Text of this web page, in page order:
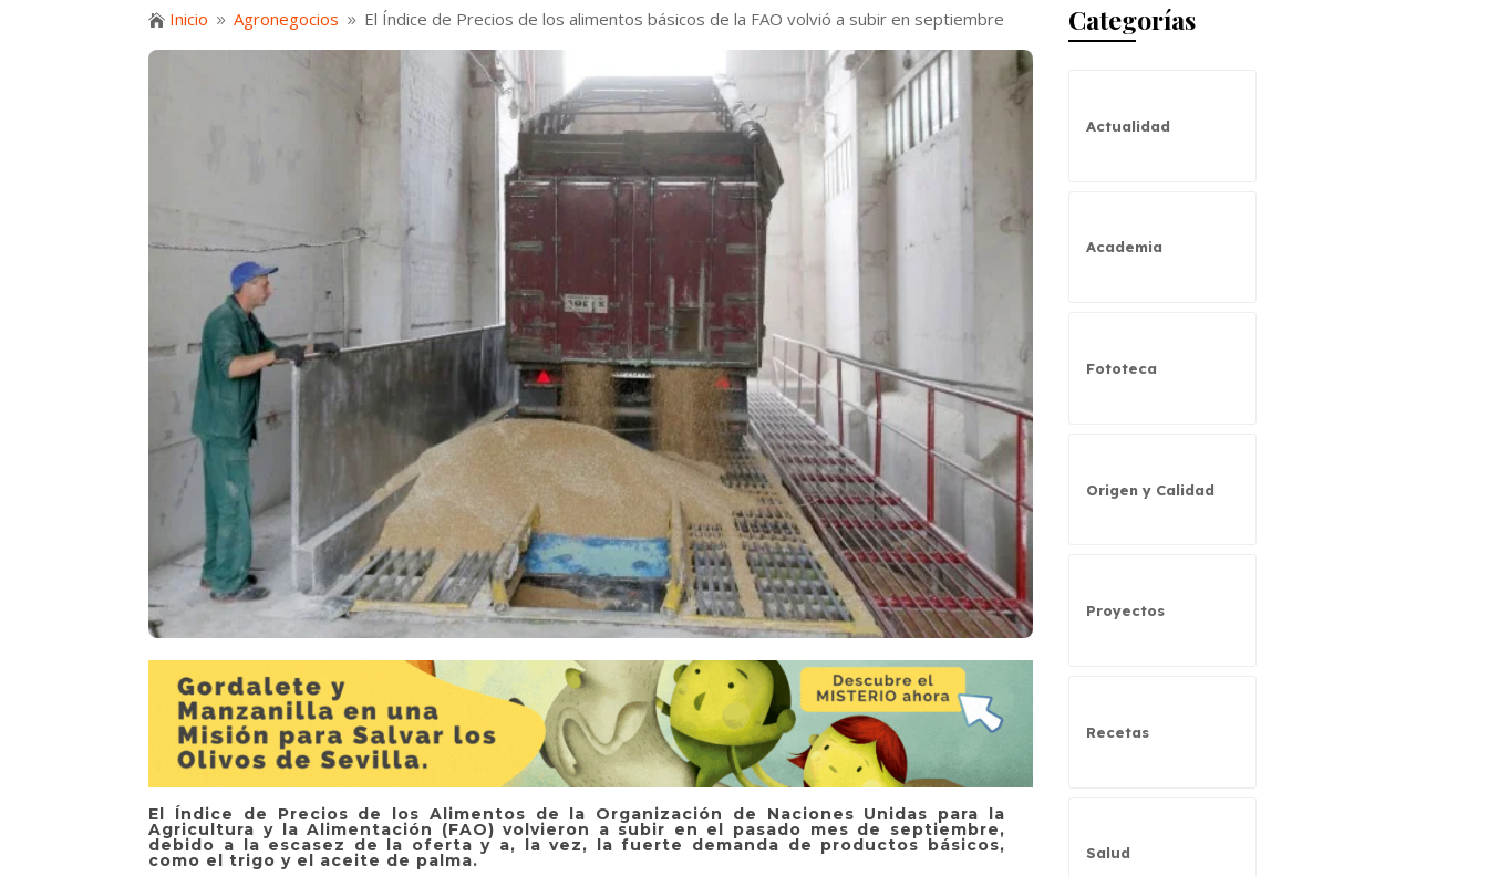
 Inicio 9 Agronegocios 9 El Índice de Precios de los alimentos básicos de la FAO volvió a subir en septiembre
El Índice de Precios de los Alimentos de la Organización de Naciones Unidas para la
Agricultura y la Alimentación (FAO) volvieron a subir en el pasado mes de septiembre,
debido a la escasez de la oferta y a, la vez, la fuerte demanda de productos básicos,
como el trigo y el aceite de palma.
Categorías
Actualidad
Academia
Fototeca
Origen y Calidad
Proyectos
Recetas
Salud